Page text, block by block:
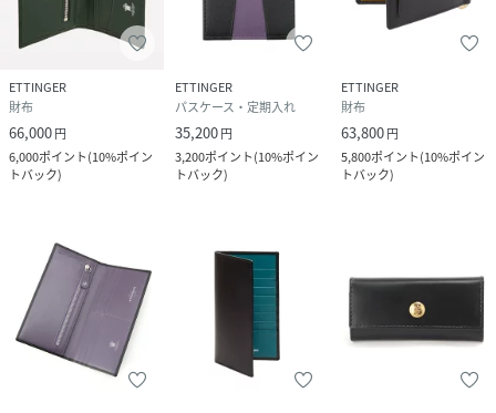
ETTINGER
財布
66,000円
6,000ポイント(10%ポイン
トバック)
ETTINGER
パスケース・定期入れ
35,200円
3,200ポイント(10%ポイン
トバック)
ETTINGER
財布
63,800円
5,800ポイント(10%ポイン
トバック)